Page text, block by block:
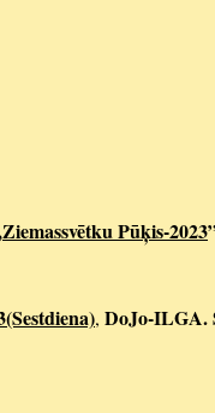
Ziemassvētku Pūķis-2023
, DoJo-ILGA.